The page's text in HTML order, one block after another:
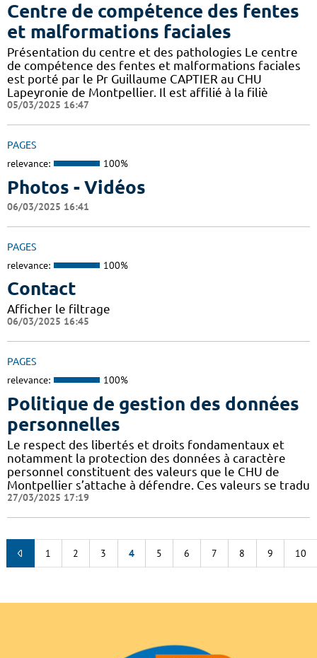
Centre de compétence des fentes
et malformations faciales
Présentation du centre et des pathologies Le centre
de compétence des fentes et malformations faciales
est porté par le Pr Guillaume CAPTIER au CHU
Lapeyronie de Montpellier. Il est affilié à la filiè
05/03/2025 16:47
PAGES
relevance: 100%
Photos - Vidéos
06/03/2025 16:41
PAGES
relevance: 100%
Contact
Afficher le filtrage
06/03/2025 16:45
PAGES
relevance: 100%
Politique de gestion des données
personnelles
Le respect des libertés et droits fondamentaux et
notamment la protection des données à caractère
personnel constituent des valeurs que le CHU de
Montpellier s’attache à défendre. Ces valeurs se tradu
27/03/2025 17:19
1 2 3 4 5 6 7 8 9 10